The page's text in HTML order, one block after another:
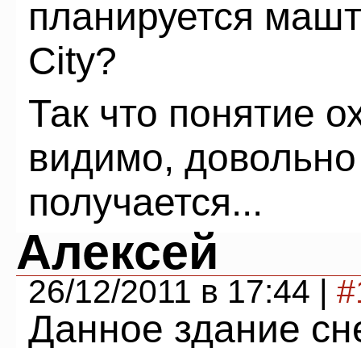
планируется
City?
Так что понятие
видимо,
получается...
Алексей
26/12/2011 в 17:44 |
Данное здание